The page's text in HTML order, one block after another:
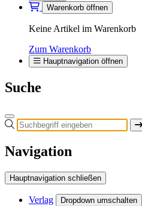
Warenkorb öffnen
Keine Artikel im Warenkorb
Zum Warenkorb
Hauptnavigation öffnen
Suche
Navigation
Hauptnavigation schließen
Verlag Dropdown umschalten